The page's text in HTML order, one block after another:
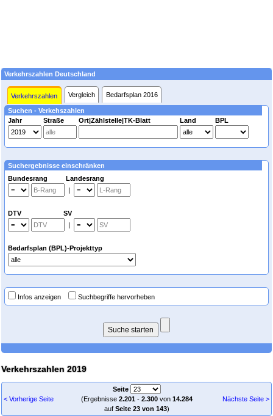
Verkehrszahlen Deutschland
Verkehrszahlen Vergleich Bedarfsplan 2016
Suchen - Verkehszahlen
Jahr
Straße Ort|Zählstelle|TK-Blatt Land BPL
Suchergebnisse einschränken
Bundesrang Landesrang
|
DTV SV
|
Bedarfsplan (BPL)-Projekttyp
Infos anzeigen Suchbegriffe hervorheben
Verkehrszahlen 2019
< Vorherige Seite
Seite
(Ergebnisse 2.201- 2.300von 14.284
auf Seite 23 von 143)
Nächste Seite >